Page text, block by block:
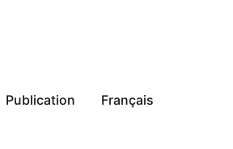
Publication Français